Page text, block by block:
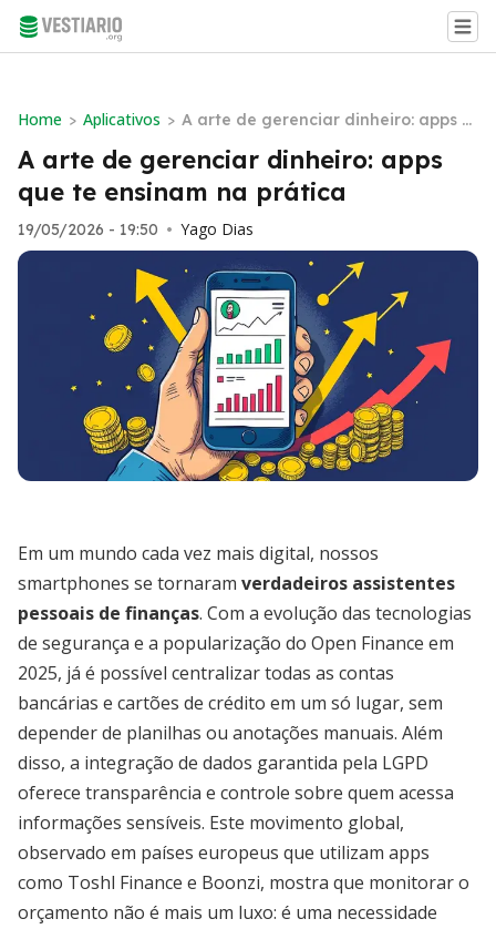
Home > Aplicativos > A arte de gerenciar dinheiro: apps q
ue te ensinam na prática
A arte de gerenciar dinheiro: apps
que te ensinam na prática
19/05/2026 - 19:50 • Yago Dias
Em um mundo cada vez mais digital, nossos
smartphones se tornaram verdadeiros assistentes
pessoais de finanças. Com a evolução das tecnologias
de segurança e a popularização do Open Finance em
2025, já é possível centralizar todas as contas
bancárias e cartões de crédito em um só lugar, sem
depender de planilhas ou anotações manuais. Além
disso, a integração de dados garantida pela LGPD
oferece transparência e controle sobre quem acessa
informações sensíveis. Este movimento global,
observado em países europeus que utilizam apps
como Toshl Finance e Boonzi, mostra que monitorar o
orçamento não é mais um luxo: é uma necessidade